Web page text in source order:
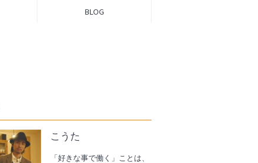
BLOG
こうた
「好きな事で働く」ことは、